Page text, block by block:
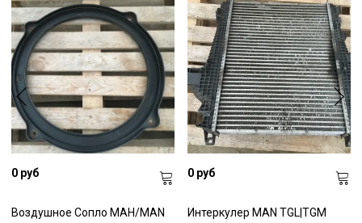
0 руб
Воздушное Сопло МАН/MAN
0 руб
Интеркулер MAN TGL|TGM